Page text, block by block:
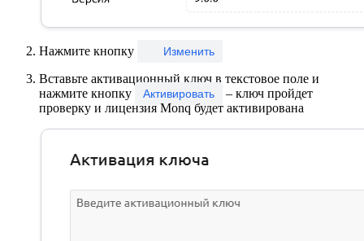
Нажмите кнопку Изменить
Вставьте активационный ключ в текстовое поле и
нажмите кнопку
Активировать
– ключ пройдет
проверку и лицензия Monq будет активирована